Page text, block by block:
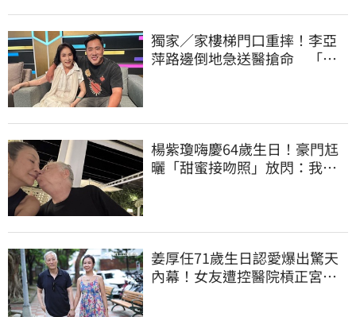
獨家／家樓梯門口重摔！李亞
萍路邊倒地急送醫搶命 「最
楊紫瓊嗨慶64歲生日！豪門尪
曬「甜蜜接吻照」放閃：我親
姜厚任71歲生日認愛爆出驚天
內幕！女友遭控醫院槓正宮女